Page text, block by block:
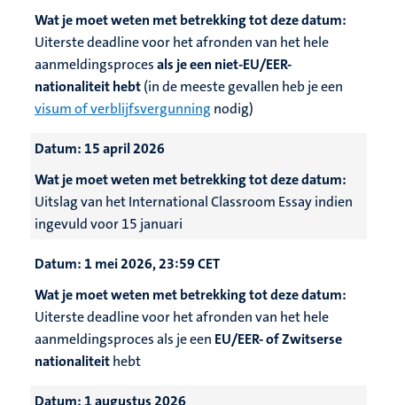
Wat je moet weten met betrekking tot deze datum:
Uiterste deadline voor het afronden van het hele
aanmeldingsprocesals je een niet-EU/EER-
nationaliteit hebt(in de meeste gevallen heb je een
visum of verblijfsvergunning nodig)
Datum: 15 april 2026
Wat je moet weten met betrekking tot deze datum:
Uitslag van het International Classroom Essay indien
ingevuld voor 15 januari
Datum: 1 mei 2026, 23:59 CET
Wat je moet weten met betrekking tot deze datum:
Uiterste deadline voor het afronden van het hele
aanmeldingsproces als je een EU/EER- of Zwitserse
nationaliteithebt